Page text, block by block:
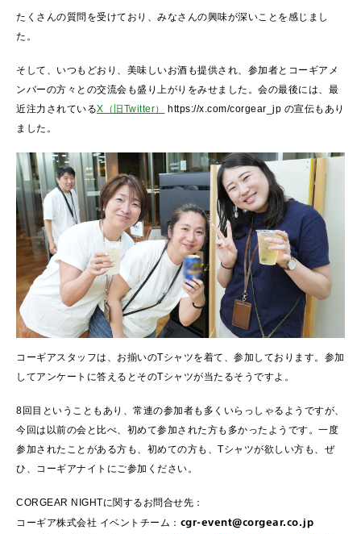
たくさんの質問を受けており、みなさんの興味が深いことを感じまし
た。
そして、いつもどおり、美味しいお酒も提供され、参加者とコーギアメ
ンバーの方々との交流会も盛り上がりをみせました。会の最後には、最
近注力されているX（旧Twitter）
https://x.com/corgear_jp の宣伝もあり
ました。
コーギアスタッフは、お揃いのTシャツを着て、参加しております。参加
してアンケートに答えるとそのTシャツが当たるそうですよ。
8回目ということもあり、常連の参加者も多くいらっしゃるようですが、
今回は以前の会と比べ、初めて参加された方も多かったようです。一度
参加されたことがある方も、初めての方も、Tシャツが欲しい方も、ぜ
ひ、コーギアナイトにご参加ください。
CORGEAR NIGHTに関するお問合せ先：
コーギア株式会社 イベントチーム： cgr-event@corgear.co.jp